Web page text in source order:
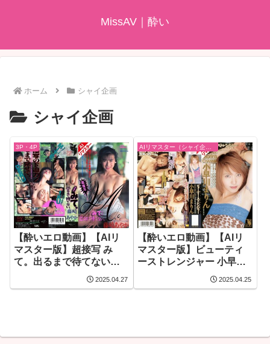
MissAV｜酔い
ホーム シャイ企画
シャイ企画
3P・4P
【酔いエロ動画】【AIリ
マスター版】超接写 み
て。出るまで待てない。
2025.04.27
AIリマスター（シャイ企画）
【酔いエロ動画】【AIリ
マスター版】ビューティ
ーストレンジャー 小早川
2025.04.25